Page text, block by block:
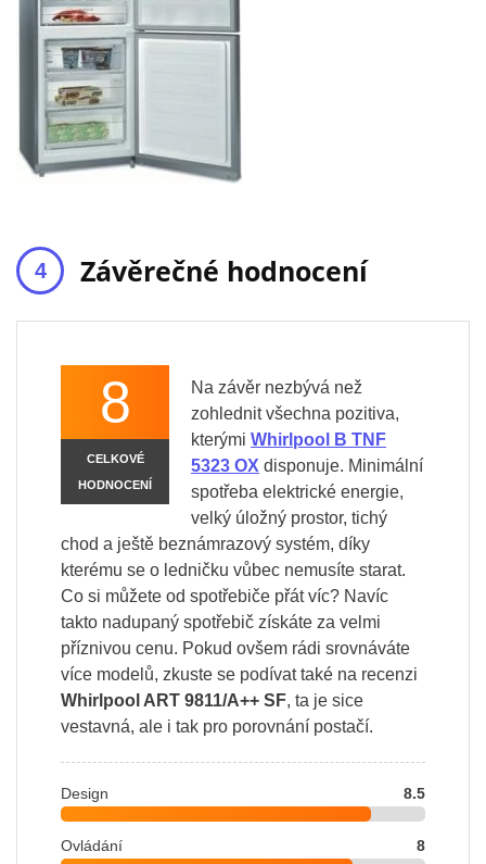
Závěrečné hodnocení
8
CELKOVÉ
HODNOCENÍ
Na závěr nezbývá než
zohlednit všechna pozitiva,
kterými Whirlpool B TNF
5323 OX disponuje. Minimální
spotřeba elektrické energie,
velký úložný prostor, tichý
chod a ještě beznámrazový systém, díky
kterému se o ledničku vůbec nemusíte starat.
Co si můžete od spotřebiče přát víc? Navíc
takto nadupaný spotřebič získáte za velmi
příznivou cenu. Pokud ovšem rádi srovnáváte
více modelů, zkuste se podívat také na recenzi
Whirlpool ART 9811/A++ SF, ta je sice
vestavná, ale i tak pro porovnání postačí.
Design 8.5
Ovládání 8